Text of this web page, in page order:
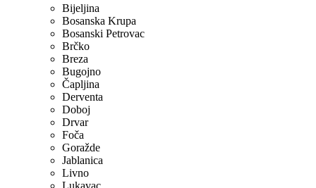
Bijeljina
Bosanska Krupa
Bosanski Petrovac
Brčko
Breza
Bugojno
Čapljina
Derventa
Doboj
Drvar
Foča
Goražde
Jablanica
Livno
Lukavac